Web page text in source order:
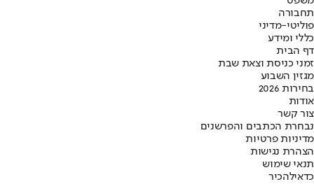
תחבורה
פוליטי-מדיני
כללי ומידע
דף הבית
זמני כניסת וצאת שבת
מגזין השבוע
בחירות 2026
אודות
צור קשר
נבחרת הכתבים והפרשנים
מדיניות פרטיות
הצהרת נגישות
תנאי שימוש
כדאילהכיר